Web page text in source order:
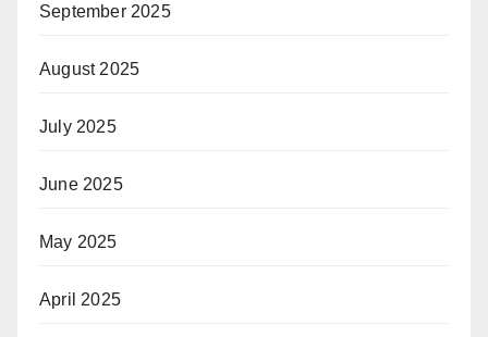
September 2025
August 2025
July 2025
June 2025
May 2025
April 2025